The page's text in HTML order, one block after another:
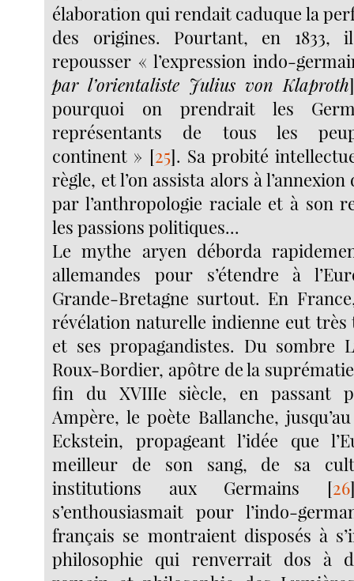
élaboration qui rendait caduque la
des origines. Pourtant, en 1833,
repousser « l’expression indo-
par l’orientaliste Julius von Klaproth
pourquoi on prendrait les
représentants de tous les
continent » [25]. Sa probité
règle, et l’on assista alors à
par l’anthropologie raciale et à son
les passions politiques...
Le mythe aryen déborda
allemandes pour s’étendre à
Grande-Bretagne surtout. En
révélation naturelle indienne eut très
et ses propagandistes. Du sombre
Roux-Bordier, apôtre de la
fin du XVIIIe siècle, en passant
Ampère, le poète Ballanche,
Eckstein, propageant l’idée que
meilleur de son sang, de sa
institutions aux Germains [26
s’enthousiasmait pour l’indo-
français se montraient disposés à
philosophie qui renverrait dos à